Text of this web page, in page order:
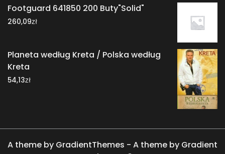
Footguard 641850 200 Buty"Solid"
260,09zł
Planeta według Kreta / Polska według
Kreta
54,13zł
A theme by GradientThemes - A theme by Gradient